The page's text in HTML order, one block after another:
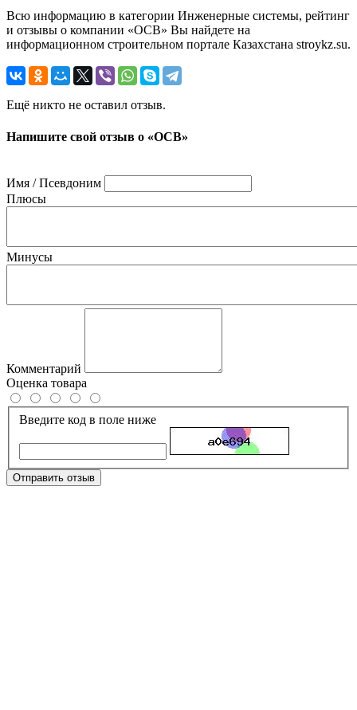
Всю информацию в категории Инженерные системы, рейтинг
и отзывы о компании «ОСВ» Вы найдете на
информационном строительном портале Казахстана stroykz.su.
Ещё никто не оставил отзыв.
Напишите свой отзыв о «ОСВ»
Имя / Псевдоним
Плюсы
Минусы
Комментарий
Оценка товара
Введите код в поле ниже
Отправить отзыв